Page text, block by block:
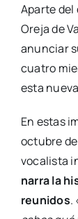
Aparte del
Oreja de
anunciar
cuatro
esta
En estas
octubre
vocalista
narra la
reunidos.